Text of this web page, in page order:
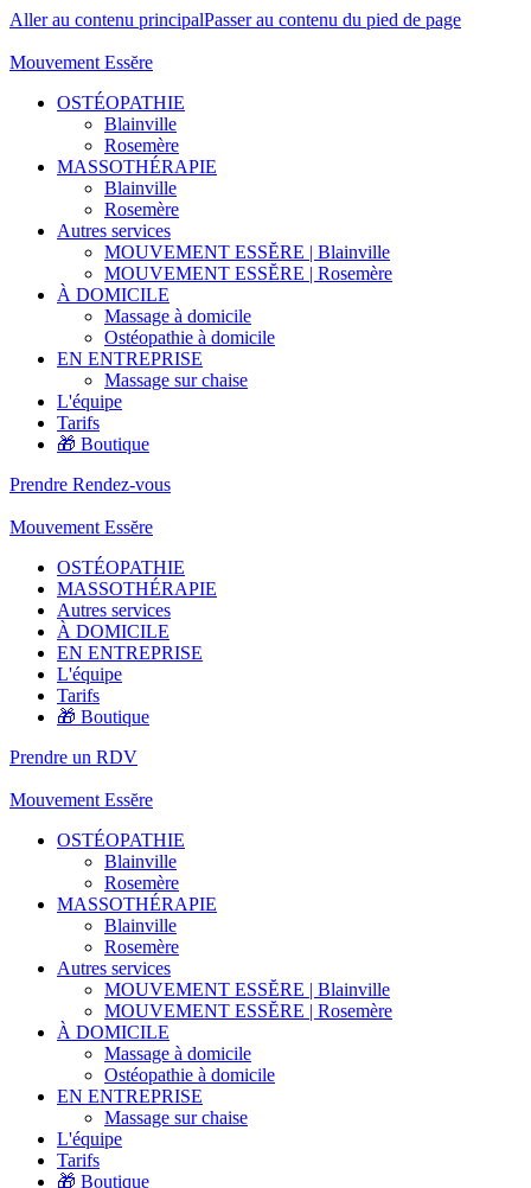
Aller au contenu principalPasser au contenu du pied de page
Mouvement Essĕre
OSTÉOPATHIE
Blainville
Rosemère
MASSOTHÉRAPIE
Blainville
Rosemère
Autres services
MOUVEMENT ESSĔRE | Blainville
MOUVEMENT ESSĔRE | Rosemère
À DOMICILE
Massage à domicile
Ostéopathie à domicile
EN ENTREPRISE
Massage sur chaise
L'équipe
Tarifs
🎁 Boutique
Prendre Rendez-vous
Mouvement Essĕre
OSTÉOPATHIE
MASSOTHÉRAPIE
Autres services
À DOMICILE
EN ENTREPRISE
L'équipe
Tarifs
🎁 Boutique
Prendre un RDV
Mouvement Essĕre
OSTÉOPATHIE
Blainville
Rosemère
MASSOTHÉRAPIE
Blainville
Rosemère
Autres services
MOUVEMENT ESSĔRE | Blainville
MOUVEMENT ESSĔRE | Rosemère
À DOMICILE
Massage à domicile
Ostéopathie à domicile
EN ENTREPRISE
Massage sur chaise
L'équipe
Tarifs
🎁 Boutique